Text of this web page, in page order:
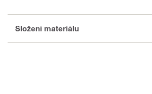
Složení materiálu